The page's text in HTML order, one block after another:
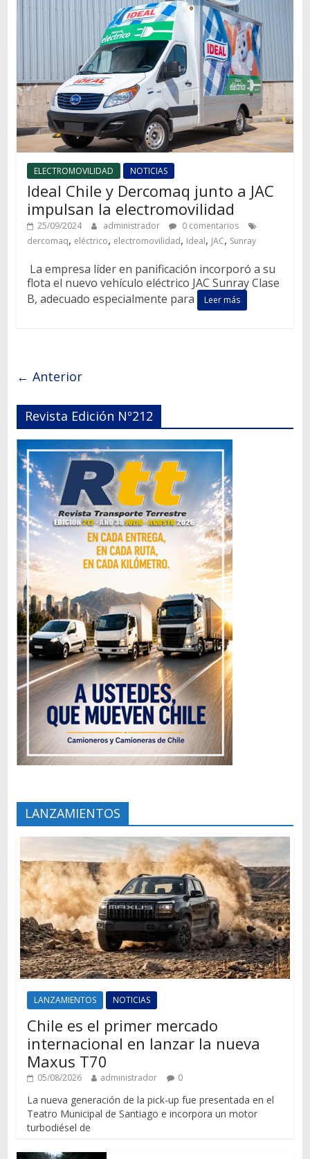
ELECTROMOVILIDAD NOTICIAS
Ideal Chile y Dercomaq junto a JAC
impulsan la electromovilidad
25/09/2024 administrador
0 comentarios
dercomaq, eléctrico, electromovilidad, Ideal, JAC, Sunray
La empresa líder en panificación incorporó a su
flota el nuevo vehículo eléctrico JAC Sunray Clase
B, adecuado especialmente para
Leer más
← Anterior
Revista Edición Nº212
LANZAMIENTOS
LANZAMIENTOS NOTICIAS
Chile es el primer mercado
internacional en lanzar la nueva
Maxus T70
05/08/2026 administrador 0
La nueva generación de la pick-up fue presentada en el
Teatro Municipal de Santiago e incorpora un motor
turbodiésel de